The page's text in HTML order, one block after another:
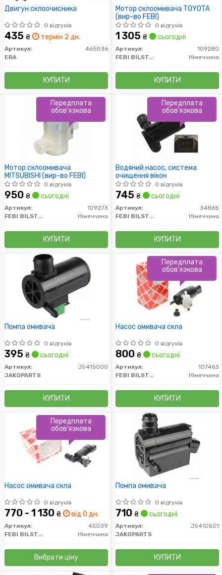
Двигун склоочисника
0 відгуків
435 ₴ термін 2 дн.
Артикул:
465036
ERA
КУПИТИ
Мотор склоомивача TOYOTA
(вир-во FEBI)
0 відгуків
1 305 ₴ сьогодні
Артикул:
109280
FEBI BILSTEIN
Німеччина
КУПИТИ
Мотор склоомивача
MITSUBISHI (вир-во FEBI)
0 відгуків
950 ₴ сьогодні
Артикул:
109273
FEBI BILSTEIN
Німеччина
КУПИТИ
Передплата
обов'язкова
Водяний насос, система
очищення вікон
0 відгуків
745 ₴ сьогодні
Артикул:
34865
FEBI BILSTEIN
Німеччина
КУПИТИ
Передплата
обов'язкова
Помпа омивача
0 відгуків
395 ₴ сьогодні
Артикул:
J5415000
JAKOPARTS
КУПИТИ
Насос омивача скла
0 відгуків
800 ₴ сьогодні
Артикул:
107463
FEBI BILSTEIN
Німеччина
КУПИТИ
Передплата
обов'язкова
Насос омивача скла
0 відгуків
770 - 1 130 ₴ від 0 дн.
Артикул:
45039
FEBI BILSTEIN
Німеччина
Вибрати ціну
Передплата
обов'язкова
Помпа омивача
0 відгуків
710 ₴ сьогодні
Артикул:
J5410501
JAKOPARTS
КУПИТИ